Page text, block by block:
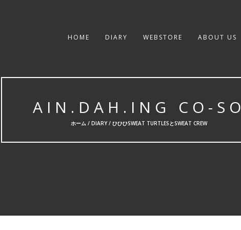
HOME DIARY WEBSTORE ABOUT US
AIN.DAH.ING CO-SO
ホーム / DIARY/ ひひひSWEAT TURTLESとSWEAT CREW